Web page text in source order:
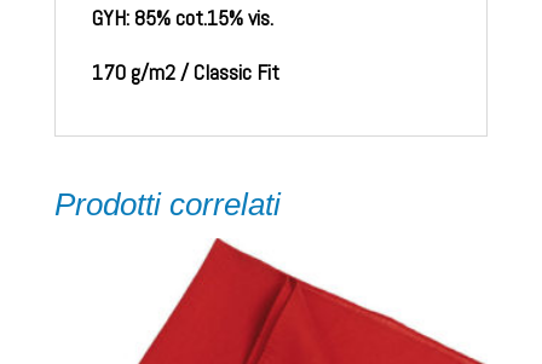
GYH: 85% cot.15% vis.
170 g/m2 / Classic Fit
Prodotti correlati